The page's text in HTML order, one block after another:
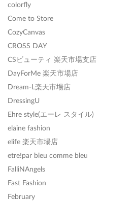
colorfly
Come to Store
CozyCanvas
CROSS DAY
CSビューティ 楽天市場支店
DayForMe 楽天市場店
Dream-L楽天市場店
DressingU
Ehre style(エーレ スタイル)
elaine fashion
elife 楽天市場店
etre!par bleu comme bleu
FalliNAngels
Fast Fashion
February